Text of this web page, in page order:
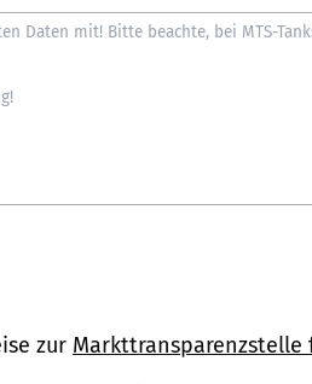
zur Markttransparenzstelle